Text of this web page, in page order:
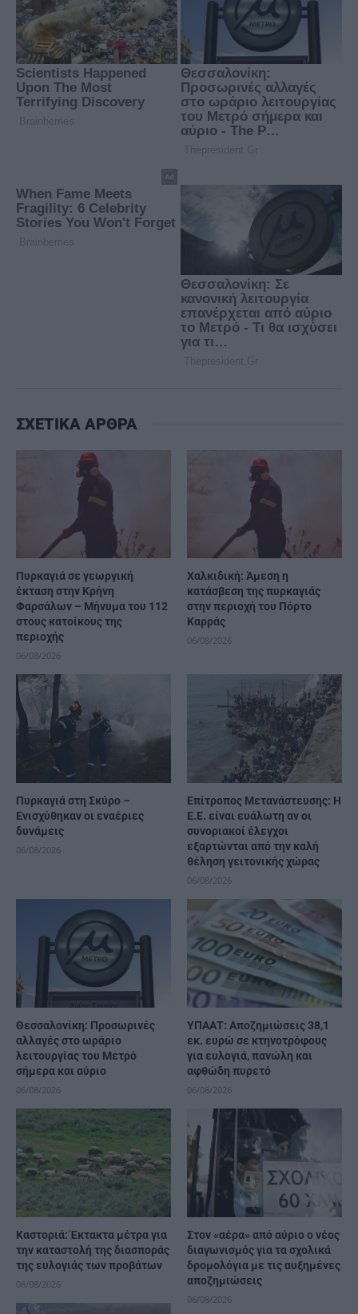
ΣΧΕΤΙΚΑ ΑΡΘΡΑ
Πυρκαγιά σε γεωργική
έκταση στην Κρήνη
Φαρσάλων – Μήνυμα του 112
στους κατοίκους της
περιοχής
06/08/2026
Χαλκιδική: Άμεση η
κατάσβεση της πυρκαγιάς
στην περιοχή του Πόρτο
Καρράς
06/08/2026
Πυρκαγιά στη Σκύρο –
Ενισχύθηκαν οι εναέριες
δυνάμεις
06/08/2026
Επίτροπος Μετανάστευσης: Η
Ε.Ε. είναι ευάλωτη αν οι
συνοριακοί έλεγχοι
εξαρτώνται από την καλή
θέληση γειτονικής χώρας
06/08/2026
Θεσσαλονίκη: Προσωρινές
αλλαγές στο ωράριο
λειτουργίας του Μετρό
σήμερα και αύριο
06/08/2026
ΥΠΑΑΤ: Αποζημιώσεις 38,1
εκ. ευρώ σε κτηνοτρόφους
για ευλογιά, πανώλη και
αφθώδη πυρετό
06/08/2026
Καστοριά: Έκτακτα μέτρα για
την καταστολή της διασποράς
της ευλογιάς των προβάτων
06/08/2026
Στον «αέρα» από αύριο ο νέος
διαγωνισμός για τα σχολικά
δρομολόγια με τις αυξημένες
αποζημιώσεις
06/08/2026